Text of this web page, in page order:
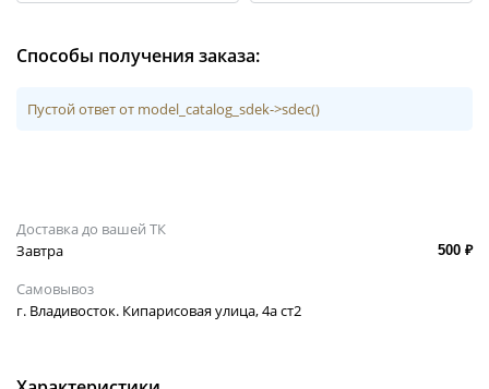
Способы получения заказа:
Пустой ответ от model_catalog_sdek->sdec()
Доставка до вашей ТК
Завтра
500 ₽
Самовывоз
г. Владивосток. Кипарисовая улица, 4а ст2